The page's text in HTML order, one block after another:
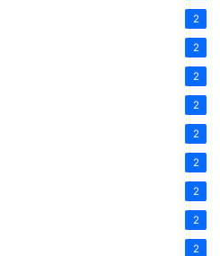
2
2
2
2
2
2
2
2
2